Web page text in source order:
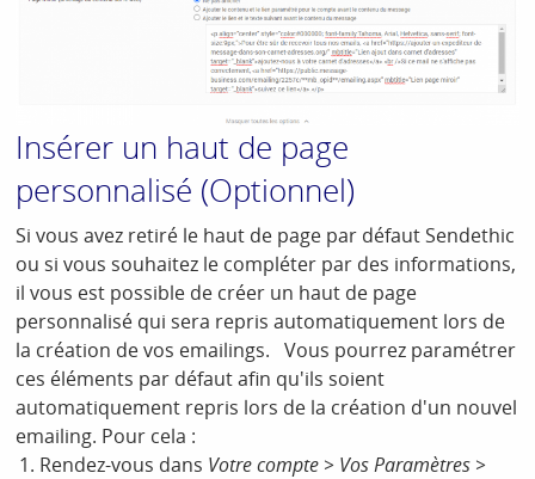
Insérer un haut de page
personnalisé (Optionnel)
Si vous avez retiré le haut de page par défaut Sendethic
ou si vous souhaitez le compléter par des informations,
il vous est possible de créer un haut de page
personnalisé qui sera repris automatiquement lors de
la création de vos emailings. Vous pourrez paramétrer
ces éléments par défaut afin qu'ils soient
automatiquement repris lors de la création d'un nouvel
emailing. Pour cela :
Rendez-vous dans Votre compte > Vos Paramètres >